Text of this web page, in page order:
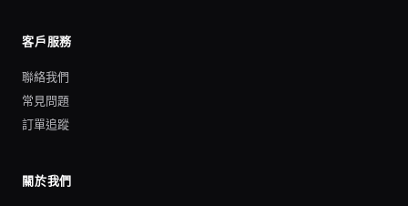
客戶服務
聯絡我們
常見問題
訂單追蹤
關於我們